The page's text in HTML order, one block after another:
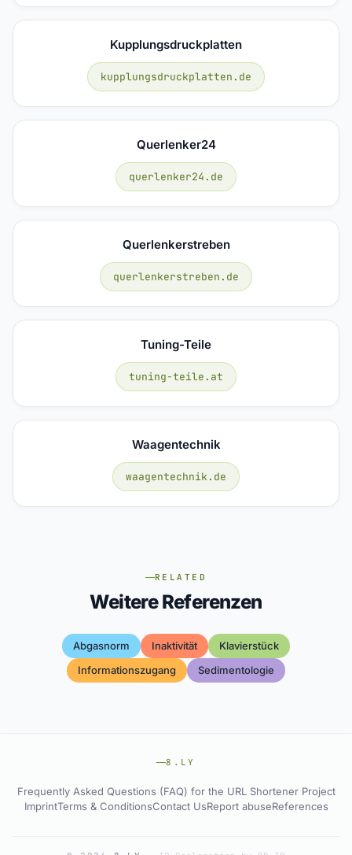
Kupplungsdruckplatten
kupplungsdruckplatten.de
Querlenker24
querlenker24.de
Querlenkerstreben
querlenkerstreben.de
Tuning-Teile
tuning-teile.at
Waagentechnik
waagentechnik.de
RELATED
Weitere Referenzen
Abgasnorm Inaktivität
Klavierstück
Informationszugang
Sedimentologie
8.LY
Frequently Asked Questions (FAQ) for the URL Shortener Project
ImprintTerms & ConditionsContact UsReport abuseReferences